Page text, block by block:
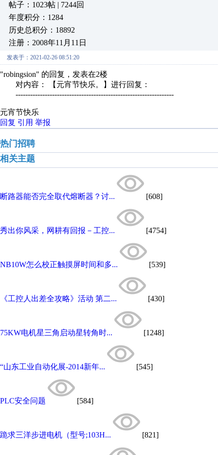
帖子：1023帖 | 7244回
年度积分：1284
历史总积分：18892
注册：2008年11月11日
发表于：2021-02-26 08:51:20
"robingsion" 的回复，发表在2楼
对内容： 【元宵节快乐。】进行回复：
-----------------------------------------------------------------
元宵节快乐
回复 引用 举报
热门招聘
相关主题
断路器能否完全取代熔断器？讨... [608]
秀出你风采，网耕有回报－工控... [4754]
NB10W怎么校正触摸屏时间和多... [539]
《工控人出差全攻略》活动 第二... [430]
75KW电机星三角启动星转角时... [1248]
“山东工业自动化展-2014新年... [545]
PLC安全问题 [584]
跪求三洋步进电机（型号;103H... [821]